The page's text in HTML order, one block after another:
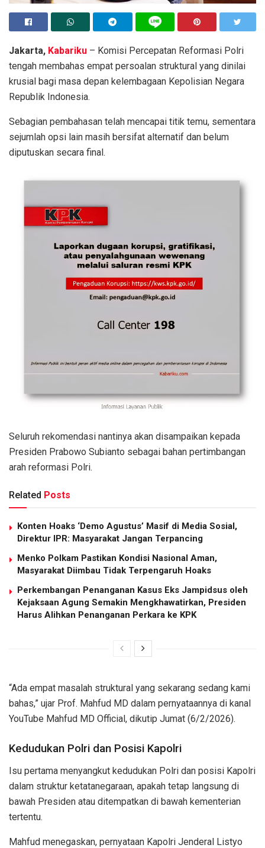
Jakarta, Kabariku – Komisi Percepatan Reformasi Polri
tengah membahas empat persoalan struktural yang dinilai
krusial bagi masa depan kelembagaan Kepolisian Negara
Republik Indonesia.
Sebagian pembahasan telah mencapai titik temu, sementara
sejumlah opsi lain masih bersifat alternatif dan belum
diputuskan secara final.
Seluruh rekomendasi nantinya akan disampaikan kepada
Presiden Prabowo Subianto sebagai bahan pertimbangan
arah reformasi Polri.
Related Posts
Konten Hoaks ‘Demo Agustus’ Masif di Media Sosial,
Direktur IPR: Masyarakat Jangan Terpancing
Menko Polkam Pastikan Kondisi Nasional Aman,
Masyarakat Diimbau Tidak Terpengaruh Hoaks
Perkembangan Penanganan Kasus Eks Jampidsus oleh
Kejaksaan Agung Semakin Mengkhawatirkan, Presiden
Harus Alihkan Penanganan Perkara ke KPK
“Ada empat masalah struktural yang sekarang sedang kami
bahas,” ujar Prof. Mahfud MD dalam pernyataannya di kanal
YouTube Mahfud MD Official, dikutip Jumat (6/2/2026).
Kedudukan Polri dan Posisi Kapolri
Isu pertama menyangkut kedudukan Polri dan posisi Kapolri
dalam struktur ketatanegaraan, apakah tetap langsung di
bawah Presiden atau ditempatkan di bawah kementerian
tertentu.
Mahfud menegaskan, pernyataan Kapolri Jenderal Listyo